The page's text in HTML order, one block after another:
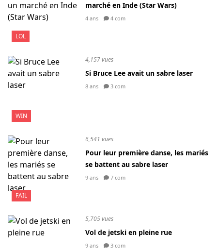
LOL
marché en Inde (Star Wars)
4 ans 4 com
WIN
4,157 vues
Si Bruce Lee avait un sabre laser
8 ans 3 com
FAIL
6,541 vues
Pour leur première danse, les mariés
se battent au sabre laser
9 ans 7 com
5,705 vues
Vol de jetski en pleine rue
9 ans 3 com